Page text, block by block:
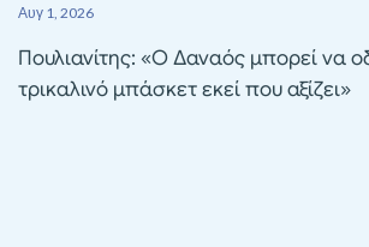
Αυγ 1, 2026
Πουλιανίτης: «Ο Δαναός μπορεί να
τρικαλινό μπάσκετ εκεί που αξίζει»